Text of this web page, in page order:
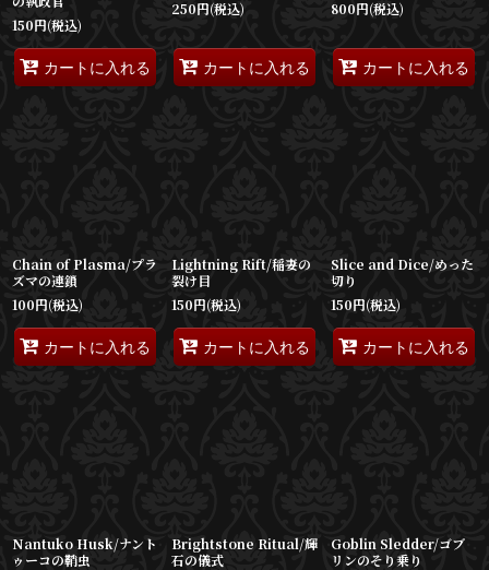
150円(税込)
カートに入れる
250円(税込)
カートに入れる
800円(税込)
カートに入れる
Chain of Plasma/プラ
ズマの連鎖
100円(税込)
カートに入れる
Lightning Rift/稲妻の
裂け目
150円(税込)
カートに入れる
Slice and Dice/めった
切り
150円(税込)
カートに入れる
Nantuko Husk/ナント
ゥーコの鞘虫
Brightstone Ritual/輝
石の儀式
Goblin Sledder/ゴブ
リンのそり乗り